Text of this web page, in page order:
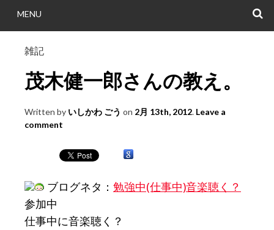
MENU
雑記
茂木健一郎さんの教え。
Written by いしかわ ごう on 2月 13th, 2012. Leave a
comment
ブログネタ： 勉強中(仕事中)音楽聴く？
参加中
仕事中に音楽聴く？